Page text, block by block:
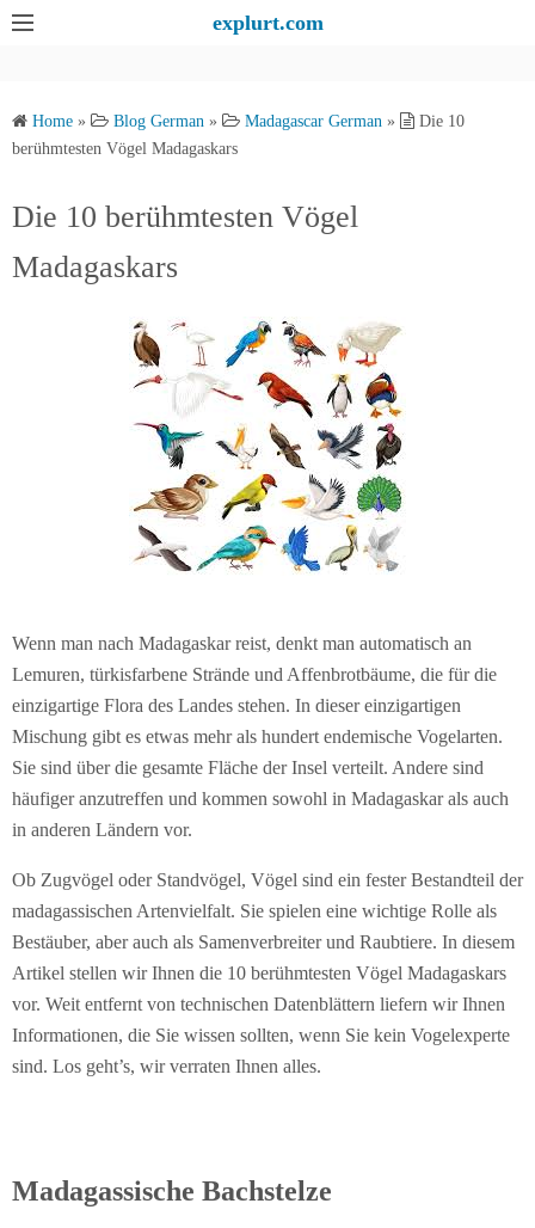
explurt.com
Home » Blog German » Madagascar German »
Die 10
berühmtesten Vögel Madagaskars
Die 10 berühmtesten Vögel
Madagaskars
Wenn man nach Madagaskar reist, denkt man automatisch an
Lemuren, türkisfarbene Strände und Affenbrotbäume, die für die
einzigartige Flora des Landes stehen. In dieser einzigartigen
Mischung gibt es etwas mehr als hundert endemische Vogelarten.
Sie sind über die gesamte Fläche der Insel verteilt. Andere sind
häufiger anzutreffen und kommen sowohl in Madagaskar als auch
in anderen Ländern vor.
Ob Zugvögel oder Standvögel, Vögel sind ein fester Bestandteil der
madagassischen Artenvielfalt. Sie spielen eine wichtige Rolle als
Bestäuber, aber auch als Samenverbreiter und Raubtiere. In diesem
Artikel stellen wir Ihnen die 10 berühmtesten Vögel Madagaskars
vor. Weit entfernt von technischen Datenblättern liefern wir Ihnen
Informationen, die Sie wissen sollten, wenn Sie kein Vogelexperte
sind. Los geht’s, wir verraten Ihnen alles.
Madagassische Bachstelze